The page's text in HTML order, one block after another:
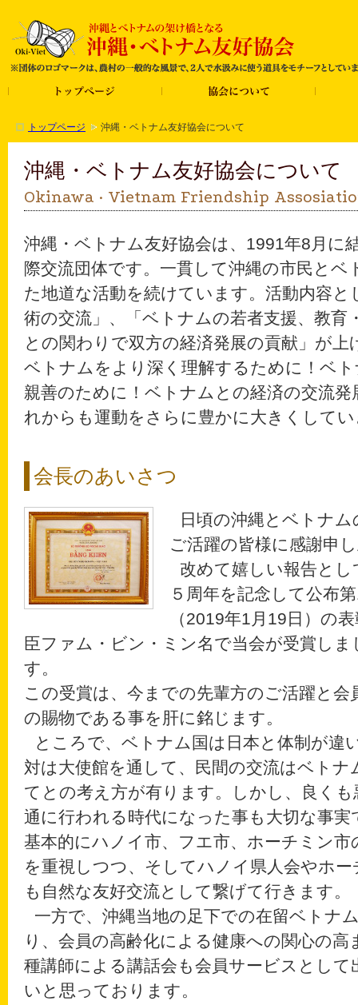
トップページ 沖縄・ベトナム友好協会について
沖縄・ベトナム友好協会について
Okinawa · Vietnam Friendship
沖縄・ベトナム友好協会は、1991年8月に
際交流団体です。一貫して沖縄の市民とベ
た地道な活動を続けています。活動内容と
術の交流」、「ベトナムの若者支援、教育
との関わりで双方の経済発展の貢献」が上
ベトナムをより深く理解するために！ベ
親善のために！ベトナムとの経済の交流
れからも運動をさらに豊かに大きくして
会長のあいさつ
日頃の沖縄とベトナ
ご活躍の皆様に感謝申
改めて嬉しい報告とし
５周年を記念して公布
（2019年1月19日）の
臣ファム・ビン・ミン名で当会が受賞し
す。
この受賞は、今までの先輩方のご活躍と会
の賜物である事を肝に銘じます。
ところで、ベトナム国は日本と体制が違
対は大使館を通して、民間の交流はベトナ
てとの考え方が有ります。しかし、良く
通に行われる時代になった事も大切な事実
基本的にハノイ市、フエ市、ホーチミン
を重視しつつ、そしてハノイ県人会やホ
も自然な友好交流として繋げて行きます。
一方で、沖縄当地の足下での在留ベトナ
り、会員の高齢化による健康への関心の
種講師による講話会も会員サービスとし
いと思っております。